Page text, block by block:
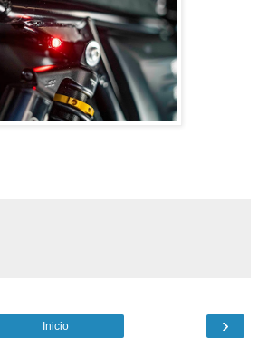
›
Inicio